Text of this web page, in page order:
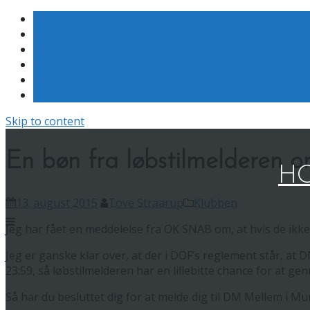
Skip to content
En bøn fra løbstilmelderen
Jeg er ganske klar over, at der i DOF’s reglement står,
23:59, så løbstilmelderen har en lillebitte chance for at
Så har du besluttet dig for at melde dig til DM Mellem i